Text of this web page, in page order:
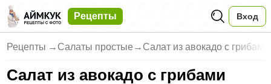
Рецепты Вход
Рецепты → Салаты простые → Салат из авокадо с грибами
Салат из авокадо с грибами